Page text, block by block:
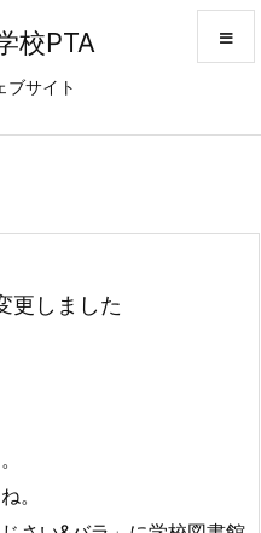
校PTA
ブサイト
更しました
。